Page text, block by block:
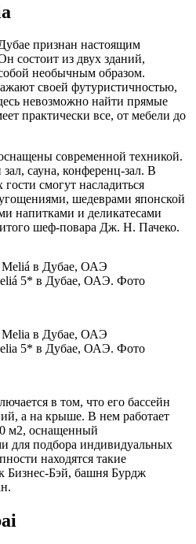
признан настоящим
состоит из двух зданий,
необычным образом.
своей футуристичностью,
невозможно найти прямые
практически все, от мебели до
современной техникой.
сауна, конференц-зал. В
смогут насладиться
шедеврами японской
напитками и деликатесами
шеф-повара Дж. Н. Пачеко.
5* в Дубае, ОАЭ. Фото
5* в Дубае, ОАЭ. Фото
в том, что его бассейн
а на крыше. В нем работает
м2, оснащенный
для подбора индивидуальных
находятся такие
Бизнес-Бэй, башня Бурдж